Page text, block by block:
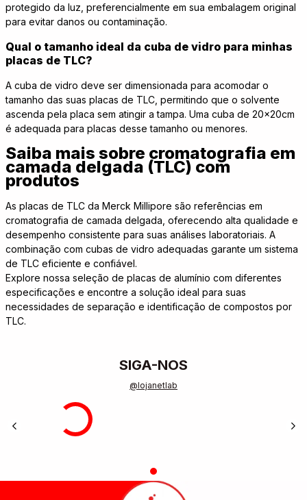
protegido da luz, preferencialmente em sua embalagem original
para evitar danos ou contaminação.
Qual o tamanho ideal da cuba de vidro para minhas
placas de TLC?
A cuba de vidro deve ser dimensionada para acomodar o
tamanho das suas placas de TLC, permitindo que o solvente
ascenda pela placa sem atingir a tampa. Uma cuba de 20x20cm
é adequada para placas desse tamanho ou menores.
Saiba mais sobre cromatografia em
camada delgada (TLC) com
produtos
As placas de TLC da Merck Millipore são referências em
cromatografia de camada delgada, oferecendo alta qualidade e
desempenho consistente para suas análises laboratoriais. A
combinação com cubas de vidro adequadas garante um sistema
de TLC eficiente e confiável.
Explore nossa seleção de placas de alumínio com diferentes
especificações e encontre a solução ideal para suas
necessidades de separação e identificação de compostos por
TLC.
SIGA-NOS
@lojanetlab